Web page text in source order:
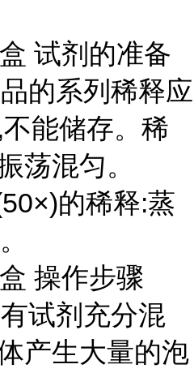
试剂的准备
的系列稀释应
能储存。稀
荡混匀。
的稀释:蒸
操作步骤
试剂充分混
产生大量的泡